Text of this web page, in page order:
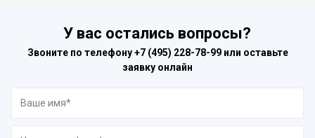
У вас остались вопросы?
Звоните по телефону+7 (495) 228-78-99или оставьте
заявку онлайн